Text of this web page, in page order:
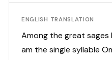
ENGLISH TRANSLATION
Among the great sages
am the single syllable